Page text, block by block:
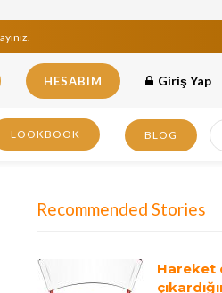
HESABIM Giriş Yap
LOOKBOOK BLOG
Recommended Stories
Hareket